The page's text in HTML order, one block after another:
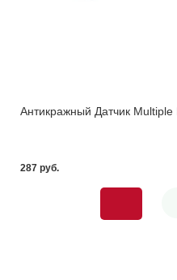
Антикражный Датчик
287 pуб.